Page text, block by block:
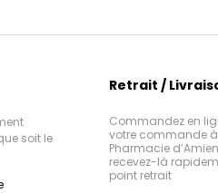
soit le
Retrait /
Commandez en
votre commande
Pharmacie
recevez-là
point retrait